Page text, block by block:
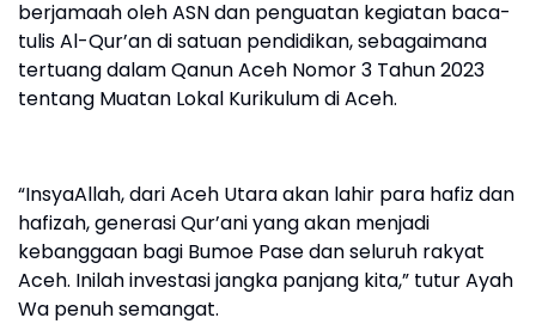
berjamaah oleh ASN dan penguatan kegiatan baca-
tulis Al-Qur’an di satuan pendidikan, sebagaimana
tertuang dalam Qanun Aceh Nomor 3 Tahun 2023
tentang Muatan Lokal Kurikulum di Aceh.
‎“InsyaAllah, dari Aceh Utara akan lahir para hafiz dan
hafizah, generasi Qur’ani yang akan menjadi
kebanggaan bagi Bumoe Pase dan seluruh rakyat
Aceh. Inilah investasi jangka panjang kita,” tutur Ayah
Wa penuh semangat.